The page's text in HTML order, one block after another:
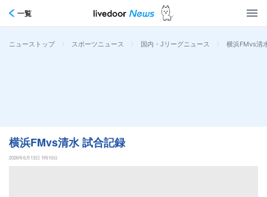
一覧
ニューストップ > スポーツニュース > 国内・Jリーグニュース > 横浜FMvs清
横浜FMvs清水 試合記録
2026年6月13日 1時10分